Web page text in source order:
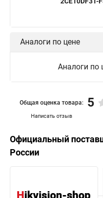
Аналоги по цене
Аналоги по
Написать отзыв
Общая оценка товара: 5
Официальный
России